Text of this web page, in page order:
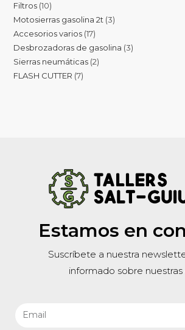
Filtros 10
Motosierras gasolina 2t 3
Accesorios varios 17
Desbrozadoras de gasolina 3
Sierras neumáticas 2
FLASH CUTTER 7
Estamos en
Suscríbete a nuestra
informado sobre